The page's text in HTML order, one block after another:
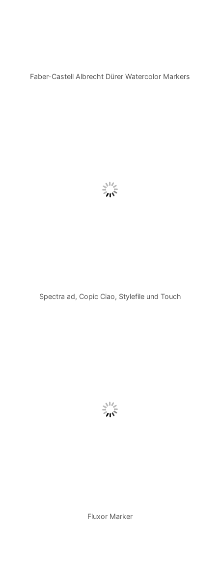
Faber-Castell Albrecht Dürer Watercolor Markers
Spectra ad, Copic Ciao, Stylefile und Touch
Fluxor Marker